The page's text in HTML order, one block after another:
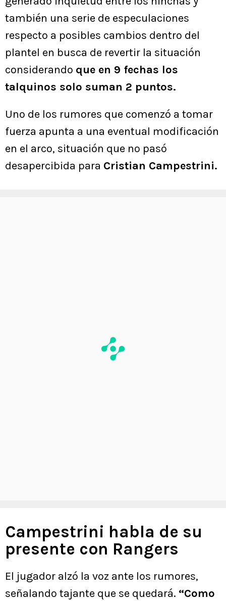
también una serie de especulaciones
respecto a posibles cambios dentro del
plantel en busca de revertir la situación
considerando que en 9 fechas los
talquinos solo suman 2 puntos.
Uno de los rumores que comenzó a tomar
fuerza apunta a una eventual modificación
en el arco, situación que no pasó
desapercibida para Cristian Campestrini.
Campestrini habla de su
presente con Rangers
El jugador alzó la voz ante los rumores,
señalando tajante que se quedará. “Como